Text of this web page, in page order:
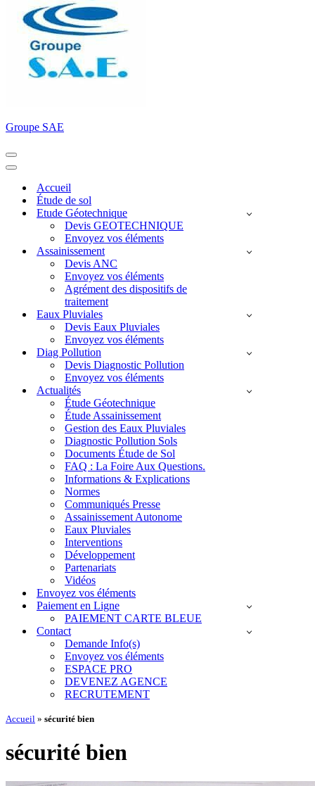
Groupe SAE
Menu
de
Menu
navigationAccueil
Étude de sol
Etude Géotechnique
Devis GEOTECHNIQUE
Envoyez vos éléments
Assainissement
Devis ANC
Envoyez vos éléments
Agrément des dispositifs de
traitement
Eaux Pluviales
Devis Eaux Pluviales
Envoyez vos éléments
Diag Pollution
Devis Diagnostic Pollution
Envoyez vos éléments
Actualités
Étude Géotechnique
Étude Assainissement
Gestion des Eaux Pluviales
Diagnostic Pollution Sols
Documents Étude de Sol
FAQ : La Foire Aux Questions.
Informations & Explications
Normes
Communiqués Presse
Assainissement Autonome
Eaux Pluviales
Interventions
Développement
Partenariats
Vidéos
Envoyez vos éléments
Paiement en Ligne
PAIEMENT CARTE BLEUE
Contact
Demande Info(s)
Envoyez vos éléments
ESPACE PRO
DEVENEZ AGENCE
RECRUTEMENT
Accueil » sécurité bien
sécurité bien